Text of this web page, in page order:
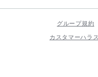
グループ規約
カスタマーハラ